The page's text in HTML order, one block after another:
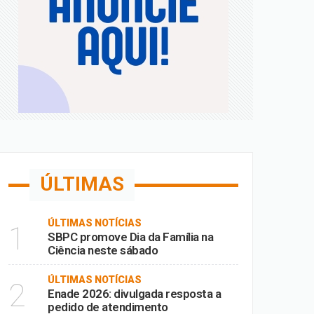
confira
MG
ÚLTIMAS
1 ÚLTIMAS NOTÍCIAS
SBPC promove Dia da Família na
Ciência neste sábado
2 ÚLTIMAS NOTÍCIAS
Enade 2026: divulgada resposta a
pedido de atendimento